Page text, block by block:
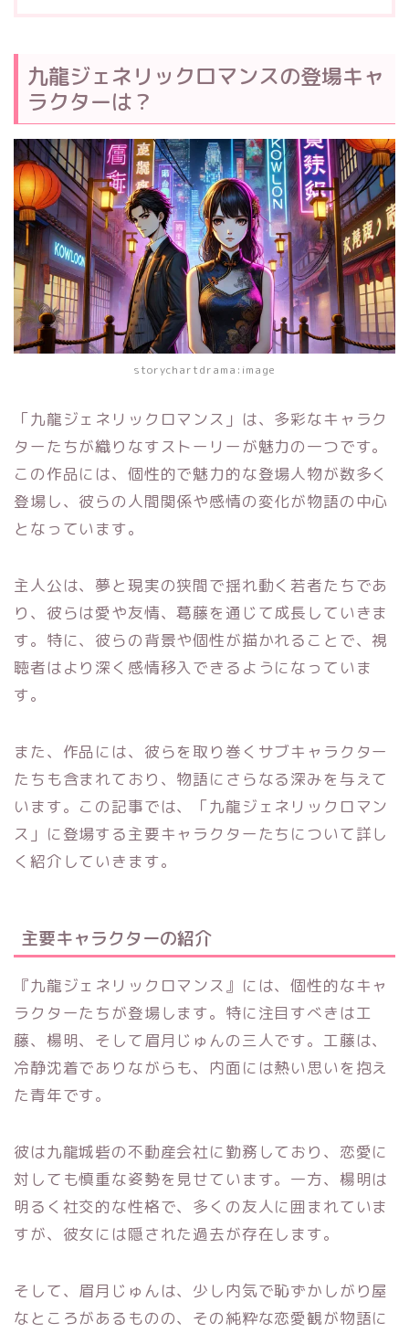
九龍ジェネリックロマンスの登場キャ
ラクターは？
storychartdrama:image
「九龍ジェネリックロマンス」は、多彩なキャラク
ターたちが織りなすストーリーが魅力の一つです。
この作品には、個性的で魅力的な登場人物が数多く
登場し、彼らの人間関係や感情の変化が物語の中心
となっています。
主人公は、夢と現実の狭間で揺れ動く若者たちであ
り、彼らは愛や友情、葛藤を通じて成長していきま
す。特に、彼らの背景や個性が描かれることで、視
聴者はより深く感情移入できるようになっていま
す。
また、作品には、彼らを取り巻くサブキャラクター
たちも含まれており、物語にさらなる深みを与えて
います。この記事では、「九龍ジェネリックロマン
ス」に登場する主要キャラクターたちについて詳し
く紹介していきます。
主要キャラクターの紹介
『九龍ジェネリックロマンス』には、個性的なキャ
ラクターたちが登場します。特に注目すべきは工
藤、楊明、そして眉月じゅんの三人です。工藤は、
冷静沈着でありながらも、内面には熱い思いを抱え
た青年です。
彼は九龍城砦の不動産会社に勤務しており、恋愛に
対しても慎重な姿勢を見せています。一方、楊明は
明るく社交的な性格で、多くの友人に囲まれていま
すが、彼女には隠された過去が存在します。
そして、眉月じゅんは、少し内気で恥ずかしがり屋
なところがあるものの、その純粋な恋愛観が物語に